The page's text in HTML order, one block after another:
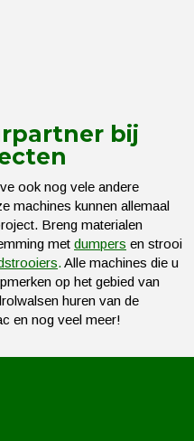
bij
ook nog vele andere
machines kunnen allemaal
Breng materialen
met dumpers en strooi
. Alle machines die u
op het gebied van
huren van de
en nog veel meer!